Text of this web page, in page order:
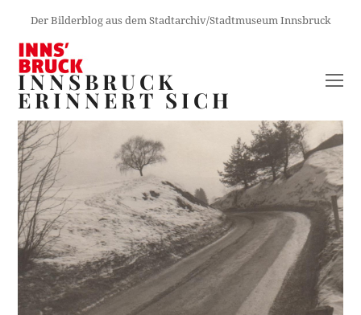
Der Bilderblog aus dem Stadtarchiv/Stadtmuseum Innsbruck
INNSBRUCK
ERINNERT SICH